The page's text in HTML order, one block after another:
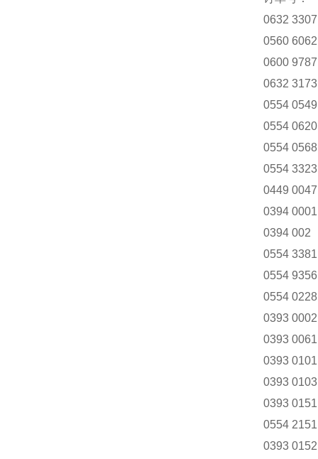
测量范围
0632
0560 6062
0600 9787
0632 3173
0554 0549
0554 0620
0554 0568
0554 3323
0449 0047
0394 0001
0394 002
0554 3381
0554 9356
0554 0228
0393 0002
0393 0061
0393 0101
0393 0103
0393 0151
0554 2151
0393 0152